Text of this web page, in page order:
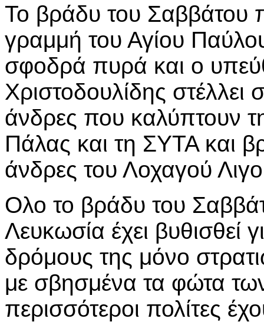
Το βράδυ του Σαββάτου
γραμμή του Αγίου
σφοδρά πυρά και ο
Χριστοδουλίδης στέλλει
άνδρες που καλύπτουν
Πάλας και τη ΣΥΤΑ και
άνδρες του Λοχαγού
Ολο το βράδυ του
Λευκωσία έχει βυθισθεί
δρόμους της μόνο
με σβησμένα τα φώτα
περισσότεροι πολίτες